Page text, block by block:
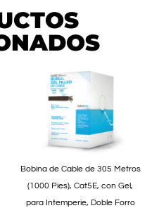
Bobina de Cable de 305 Metros
(1000 Pies), Cat5E, con Gel,
para Intemperie, Doble Forro